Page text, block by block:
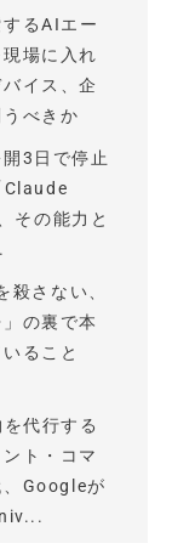
るAIエー
場に入れ
イス、企
べきか
3日で停止
Claude
その能力と
殺さない、
」の裏で本
ること
代行する
ント・コマ
Googleが